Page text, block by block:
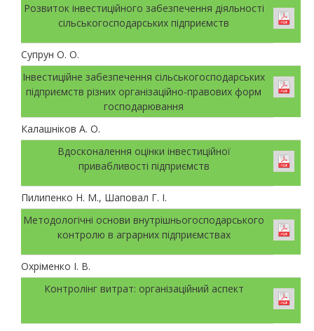
Розвиток інвестиційного забезпечення діяльності
сільськогосподарських підприємств
Супрун О. О.
Інвестиційне забезпечення сільськогосподарських
підприємств різних організаційно-правових форм
господарювання
Калашніков А. О.
Вдосконалення оцінки інвестиційної
привабливості підприємств
Пилипенко Н. М., Шаповал Г. І.
Методологічні основи внутрішньогосподарського
контролю в аграрних підприємствах
Охріменко І. В.
Контролінг витрат: організаційний аспект